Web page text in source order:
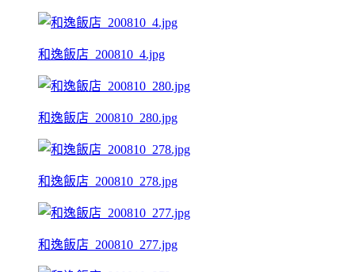
和逸飯店_200810_4.jpg
和逸飯店_200810_280.jpg
和逸飯店_200810_278.jpg
和逸飯店_200810_277.jpg